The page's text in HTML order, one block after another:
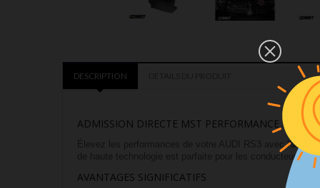
DESCRIPTION
ADMISSION DIRECTE MST PERFORMANCE POUR
Élevez les performances de votre AUDI RS3 avec l'
de haute technologie est parfaite pour les conducteurs
AVANTAGES SIGNIFICATIFS